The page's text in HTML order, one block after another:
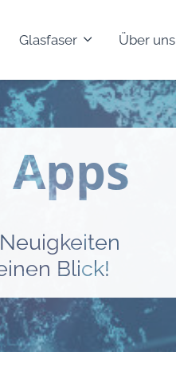
Glasfaser Über uns
Blick!